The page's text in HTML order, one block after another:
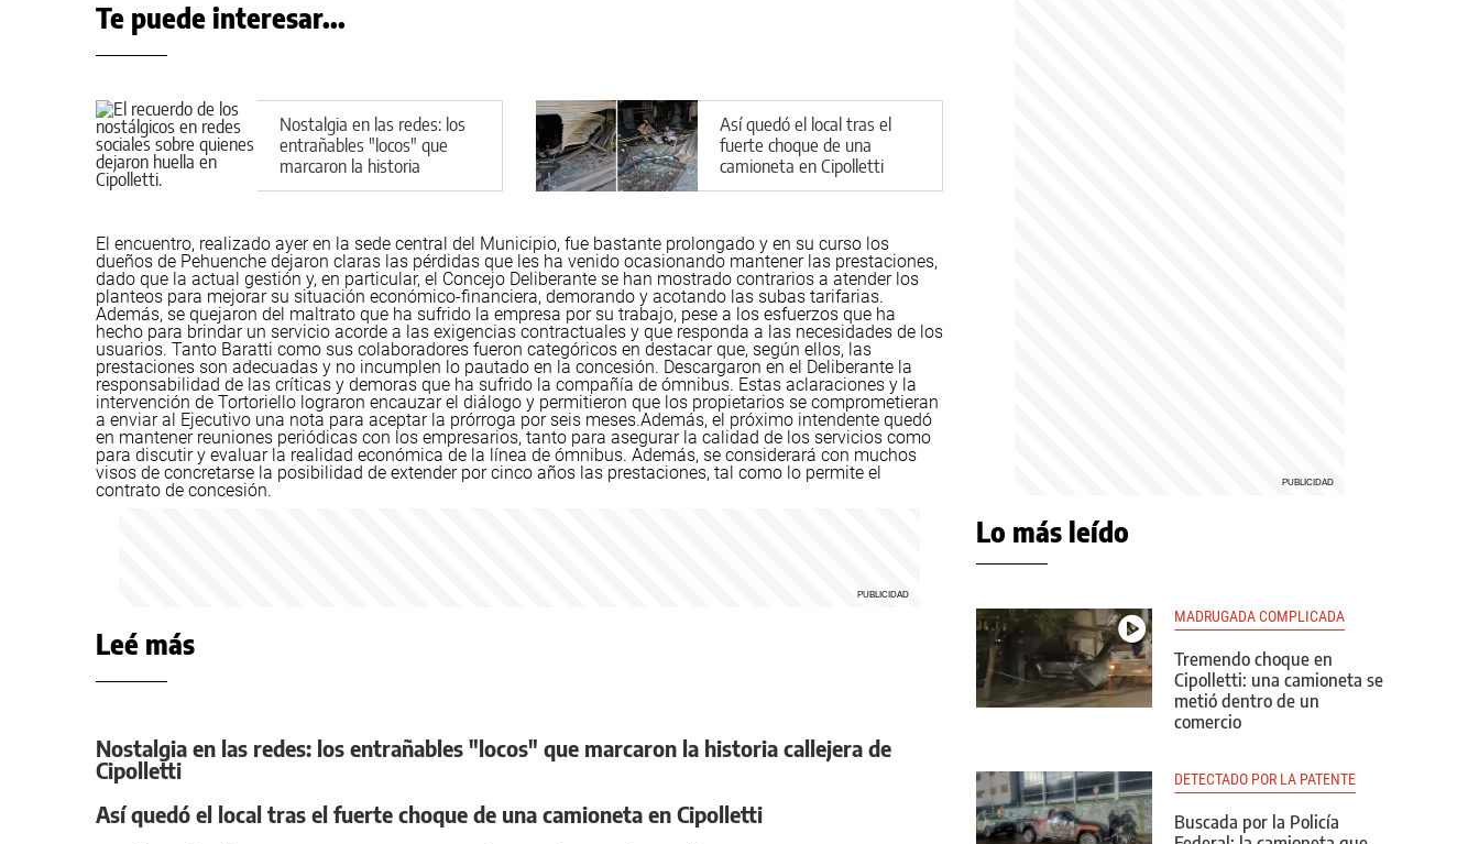
Te puede interesar...
Nostalgia en las redes: los
entrañables "locos" que
marcaron la historia
callejera de Cipolletti
Así quedó el local tras el
fuerte choque de una
camioneta en Cipolletti
El encuentro, realizado ayer en la sede central del Municipio, fue bastante prolongado y en su curso los
dueños de Pehuenche dejaron claras las pérdidas que les ha venido ocasionando mantener las prestaciones,
dado que la actual gestión y, en particular, el Concejo Deliberante se han mostrado contrarios a atender los
planteos para mejorar su situación económico-financiera, demorando y acotando las subas tarifarias.
Además, se quejaron del maltrato que ha sufrido la empresa por su trabajo, pese a los esfuerzos que ha
hecho para brindar un servicio acorde a las exigencias contractuales y que responda a las necesidades de los
usuarios. Tanto Baratti como sus colaboradores fueron categóricos en destacar que, según ellos, las
prestaciones son adecuadas y no incumplen lo pautado en la concesión. Descargaron en el Deliberante la
responsabilidad de las críticas y demoras que ha sufrido la compañía de ómnibus. Estas aclaraciones y la
intervención de Tortoriello lograron encauzar el diálogo y permitieron que los propietarios se comprometieran
a enviar al Ejecutivo una nota para aceptar la prórroga por seis meses.Además, el próximo intendente quedó
en mantener reuniones periódicas con los empresarios, tanto para asegurar la calidad de los servicios como
para discutir y evaluar la realidad económica de la línea de ómnibus. Además, se considerará con muchos
visos de concretarse la posibilidad de extender por cinco años las prestaciones, tal como lo permite el
contrato de concesión.
Leé más
Nostalgia en las redes: los entrañables "locos" que marcaron la historia callejera de
Cipolletti
Así quedó el local tras el fuerte choque de una camioneta en Cipolletti
Lo más leído
MADRUGADA COMPLICADA
Tremendo choque en
Cipolletti: una camioneta se
metió dentro de un
comercio
DETECTADO POR LA PATENTE
Buscada por la Policía